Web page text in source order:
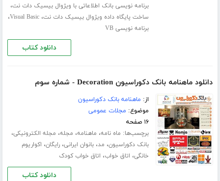
برنامه نویسی بانک اطلاعاتی با ویژوال بیسیک دات نت،
ساخت پایگاه داده ویژوال بیسیک دات نت،Visual Basic،
برنامه نویسی VB
دانلود کتاب
دانلود ماهنامه بانک دکوراسیون Decoration - شماره سوم
از: ماهنامه بانک دکوراسیون
موضوع: مجلات عمومی
۱۶ صفحه
برچسب‌ها: ماه نامه، ماهنامه، مجله، مجله الکترونیکی،
بانک دکوراسیون، مد،بانوان ایرانی،رایگان، اکواریوم
خانگی، اتاق خواب، اتاق خواب کودک
دانلود کتاب